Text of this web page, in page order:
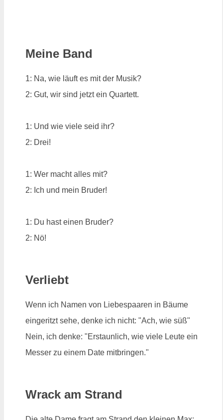
Meine Band
1: Na, wie läuft es mit der Musik?
2: Gut, wir sind jetzt ein Quartett.
1: Und wie viele seid ihr?
2: Drei!
1: Wer macht alles mit?
2: Ich und mein Bruder!
1: Du hast einen Bruder?
2: Nö!
Verliebt
Wenn ich Namen von Liebespaaren in Bäume
eingeritzt sehe, denke ich nicht: "Ach, wie süß"
Nein, ich denke: "Erstaunlich, wie viele Leute ein
Messer zu einem Date mitbringen."
Wrack am Strand